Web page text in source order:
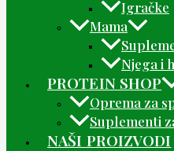
Igračke
Mama
Njega i
PROTEIN SHOP
Oprema za
Suplementi
NAŠI PROIZVODI